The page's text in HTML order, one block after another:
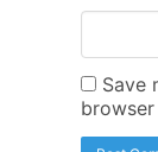
Save